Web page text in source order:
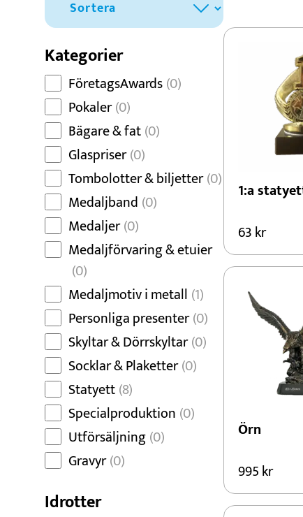
Dans
Dart
Djur
Fiske
Kategorier
FöretagsAwards(0)
Pokaler(0)
Bägare & fat(0)
Glaspriser(0)
Tombolotter & biljetter(0)
Medaljband (0)
Medaljer(0)
Medaljförvaring & etuier
(0)
Medaljmotiv i metall (1)
Personliga presenter(0)
Skyltar & Dörrskyltar(0)
Socklar & Plaketter(0)
Statyett(8)
Specialproduktion (0)
Utförsäljning(0)
Gravyr(0)
Idrotter
Alla våra
djursport.
1:a
63kr
Örn
995kr